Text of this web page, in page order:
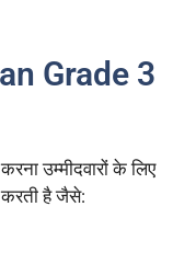
Grade 3
उम्मीदवारों के लिए
है जैसे: